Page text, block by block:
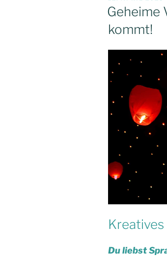
AM
Geheime
kommt!
Du liebst